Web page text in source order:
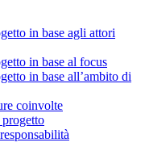
in base agli attori
in base al focus
in base all’ambito di
coinvolte